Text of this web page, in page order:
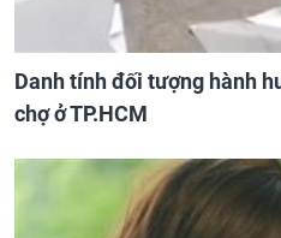
Danh tính đối tượng hành
chợ ở TP.HCM